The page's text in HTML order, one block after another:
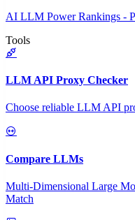
AI LLM Power Rankings -
Tools
LLM API Proxy Checker
Choose reliable LLM API
Compare LLMs
Multi-Dimensional Large
Match